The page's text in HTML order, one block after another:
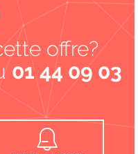
offre?
01 44 09 03